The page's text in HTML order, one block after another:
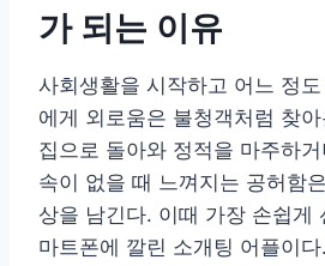
가 되는 이유
사회생활을 시작하고 어느 정
에게 외로움은 불청객처럼 찾
집으로 돌아와 정적을 마주하
속이 없을 때 느껴지는 공허함
상을 남긴다. 이때 가장 손쉽게
마트폰에 깔린 소개팅 어플이